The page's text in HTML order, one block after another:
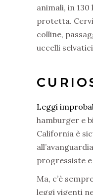
animali, in
protetta.
colline,
uccelli
Leggi
hamburger e
California è
progressiste
Ma, c’è
leggi vigenti